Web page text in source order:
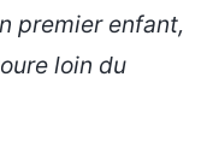
premier enfant,
loin du